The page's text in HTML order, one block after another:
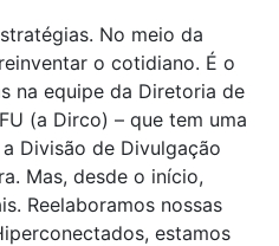
No meio da
o cotidiano. É o
na equipe da Diretoria de
(a Dirco) – que tem uma
a Divisão de Divulgação
Mas, desde o início,
Reelaboramos nossas
estamos